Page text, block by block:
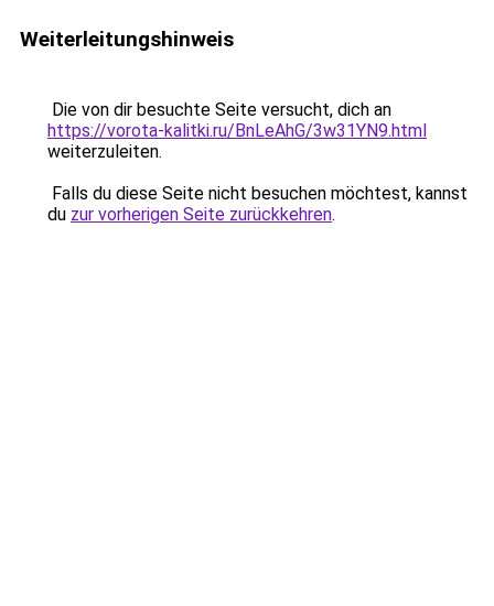
Weiterleitungshinweis
Die von dir besuchte Seite versucht, dich an
https://vorota-kalitki.ru/BnLeAhG/3w31YN9.html
weiterzuleiten.
Falls du diese Seite nicht besuchen möchtest, kannst
du zur vorherigen Seite zurückkehren.